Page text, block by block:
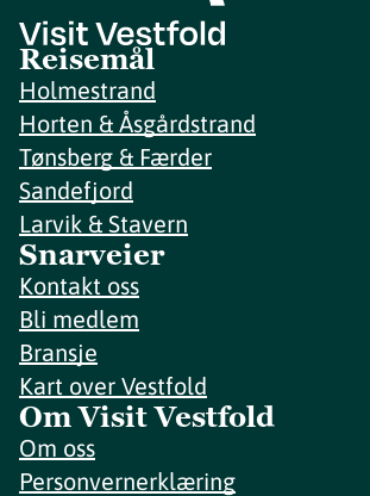
Reisemål
Holmestrand
Horten & Åsgårdstrand
Tønsberg & Færder
Sandefjord
Larvik & Stavern
Snarveier
Kontakt oss
Bli medlem
Bransje
Kart over Vestfold
Om Visit Vestfold
Om oss
Personvernerklæring